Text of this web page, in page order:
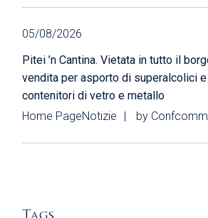
05/08/2026
Pitei ’n Cantina. Vietata in tutto il
vendita per asporto di superalcolici
contenitori di vetro e metallo
Home PageNotizie by